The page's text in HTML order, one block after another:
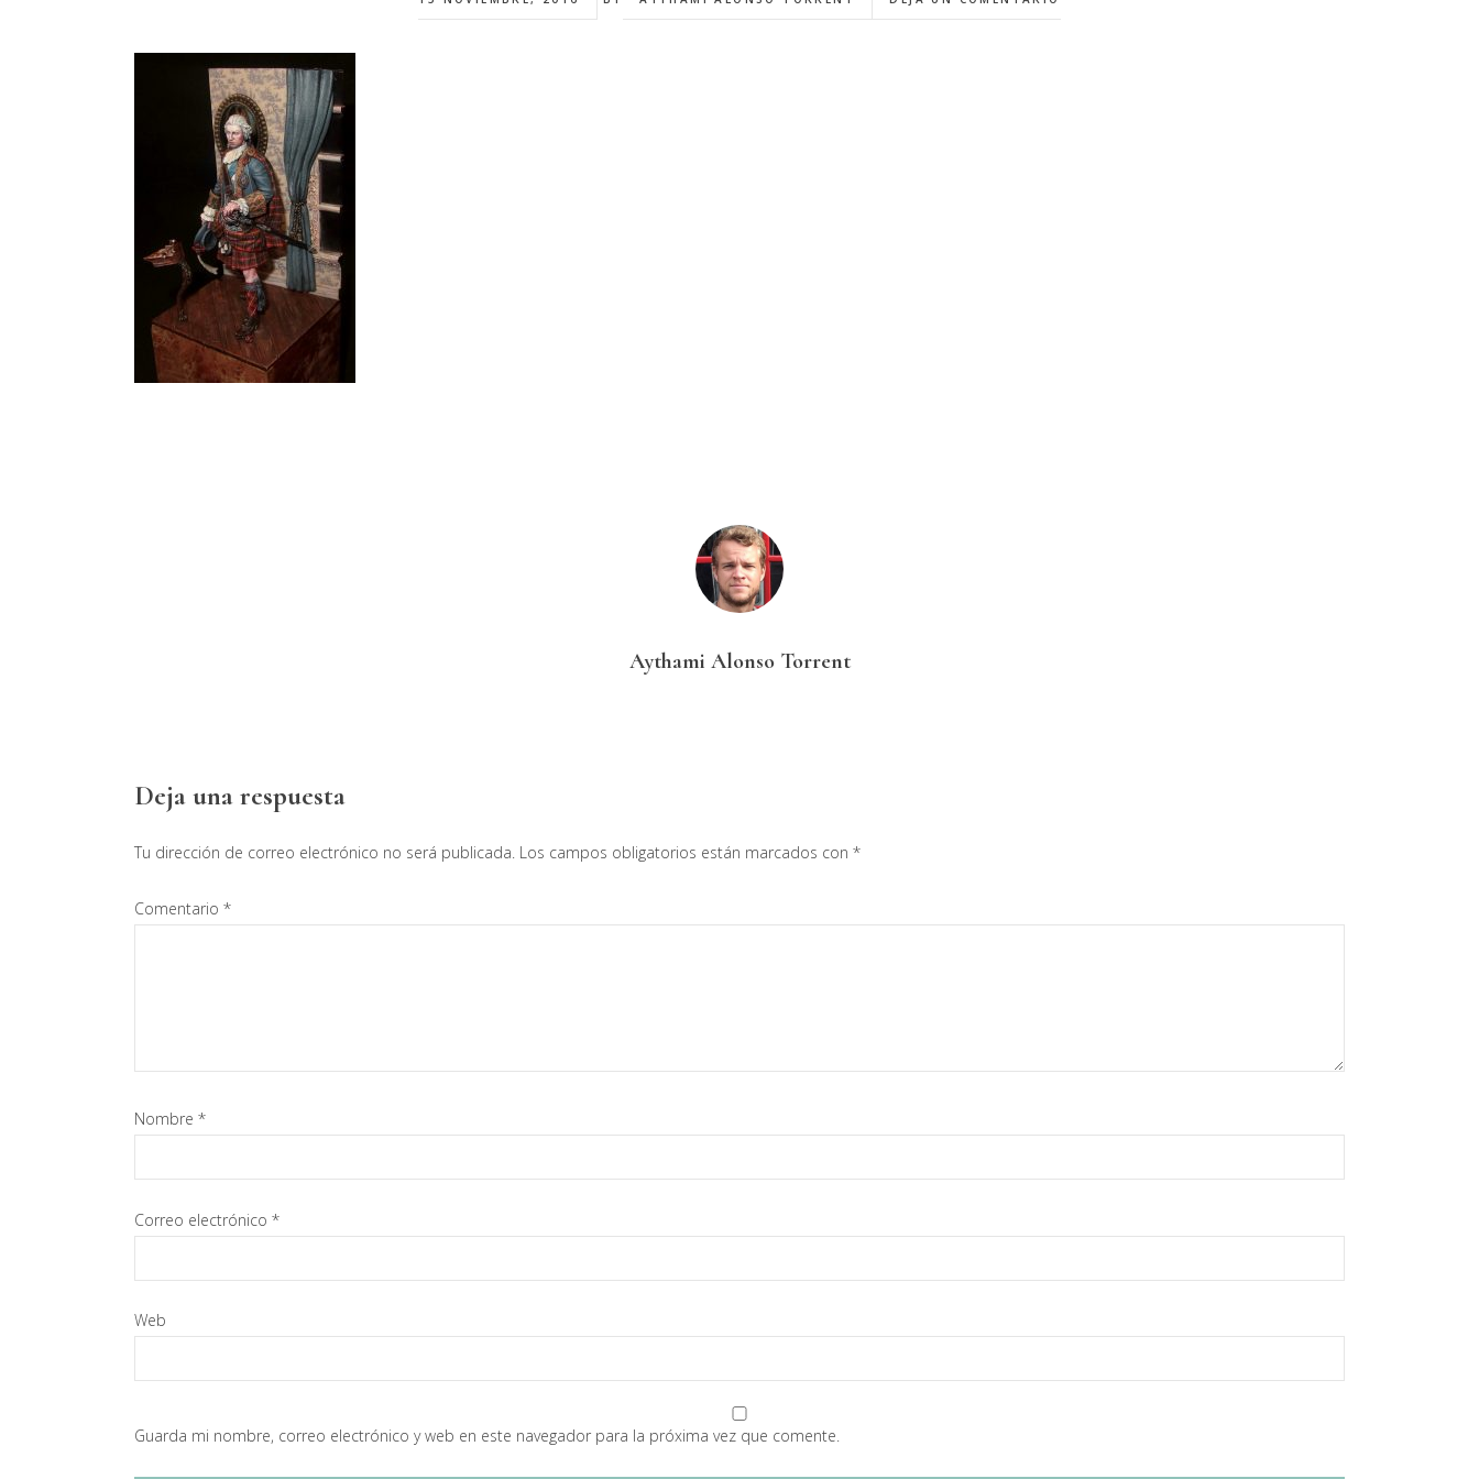
Aythami Alonso Torrent
Interacciones
con
lectores
Deja una respuesta
Tu dirección de correo electrónico no será publicada. Los campos obligatorios están marcados con *
Comentario *
Nombre *
Correo electrónico *
Web
Guarda mi nombre, correo electrónico y web en este navegador para la próxima vez que comente.